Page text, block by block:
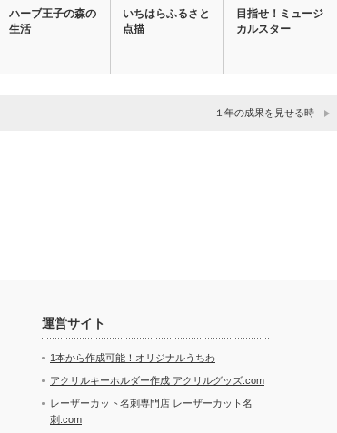
ハーブ王子の森の
生活
いちはらふるさと
点描
目指せ！ミュージ
カルスター
１年の成果を見せる時
運営サイト
1本から作成可能！オリジナルうちわ
アクリルキーホルダー作成 アクリルグッズ.com
レーザーカット名刺専門店 レーザーカット名
刺.com